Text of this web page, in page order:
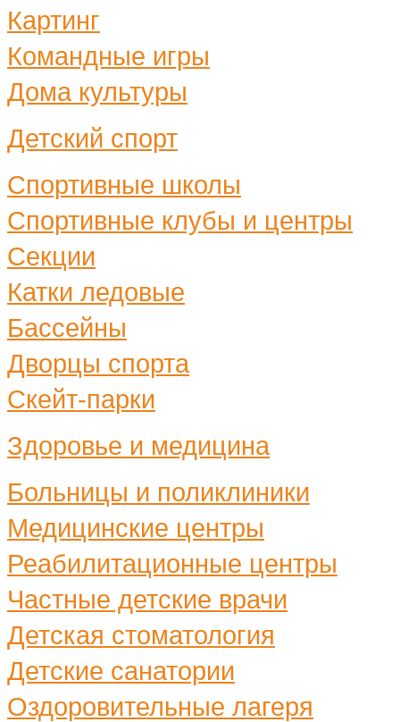
Картинг
Командные игры
Дома культуры
Детский спорт
Спортивные школы
Спортивные клубы и центры
Секции
Катки ледовые
Бассейны
Дворцы спорта
Скейт-парки
Здоровье и медицина
Больницы и поликлиники
Медицинские центры
Реабилитационные центры
Частные детские врачи
Детская стоматология
Детские санатории
Оздоровительные лагеря